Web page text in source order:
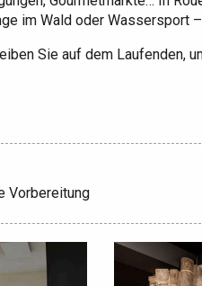
im Wald oder Wassersport
Sie auf dem Laufenden,
Vorbereitung